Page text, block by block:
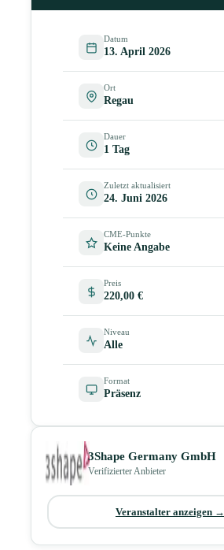
Datum
13. April 2026
Ort
Regau
Dauer
1 Tag
Zuletzt aktualisiert
24. Juni 2026
CME-Punkte
Keine Angabe
Preis
220,00 €
Niveau
Alle
Format
Präsenz
3Shape Germany GmbH
Verifizierter Anbieter
Veranstalter anzeigen →